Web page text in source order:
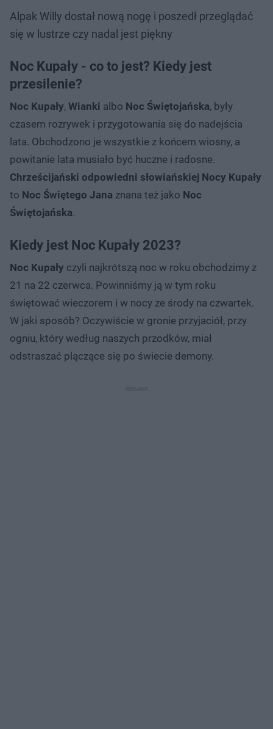
Alpak Willy dostał nową nogę i poszedł przeglądać
się w lustrze czy nadal jest piękny
Noc Kupały - co to jest? Kiedy jest
przesilenie?
Noc Kupały, Wianki albo Noc Świętojańska, były
czasem rozrywek i przygotowania się do nadejścia
lata. Obchodzono je wszystkie z końcem wiosny, a
powitanie lata musiało być huczne i radosne.
Chrześcijański odpowiedni słowiańskiej Nocy Kupały
to Noc Świętego Jana znana też jako Noc
Świętojańska.
Kiedy jest Noc Kupały 2023?
Noc Kupały czyli najkrótszą noc w roku obchodzimy z
21 na 22 czerwca. Powinniśmy ją w tym roku
świętować wieczorem i w nocy ze środy na czwartek.
W jaki sposób? Oczywiście w gronie przyjaciół, przy
ogniu, który według naszych przodków, miał
odstraszać plączące się po świecie demony.